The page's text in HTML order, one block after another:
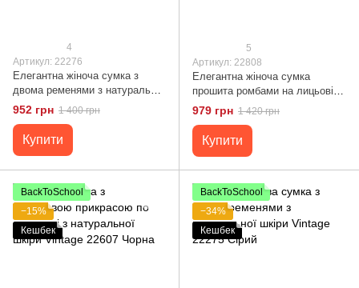
4
Артикул: 22276
Елегантна жіноча сумка з
двома ременями з натуральної
шкіри Vintage 22276 Чорний
952 грн 1 400 грн
Купити
5
Артикул: 22808
Елегантна жіноча сумка
прошита ромбами на лицьовій
стороні з натуральної шкіри
Vintage 22808 Синій
979 грн 1 420 грн
Купити
BackToSchool
−15%
Кешбек
BackToSchool
−34%
Кешбек